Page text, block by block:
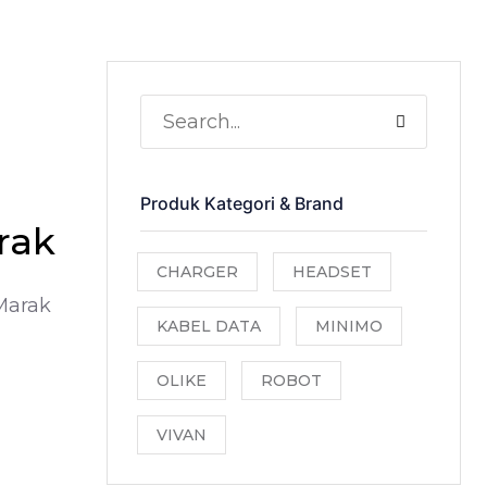
Produk Kategori & Brand
CHARGER HEADSET
KABEL DATA MINIMO
OLIKE ROBOT
VIVAN